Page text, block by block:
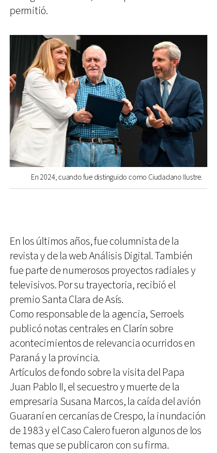
permitió.
En 2024, cuando fue distinguido como Ciudadano Ilustre.
En los últimos años, fue columnista de la
revista y de la web Análisis Digital. También
fue parte de numerosos proyectos radiales y
televisivos. Por su trayectoria, recibió el
premio Santa Clara de Asís.
Como responsable de la agencia, Serroels
publicó notas centrales en Clarín sobre
acontecimientos de relevancia ocurridos en
Paraná y la provincia.
Artículos de fondo sobre la visita del Papa
Juan Pablo II, el secuestro y muerte de la
empresaria Susana Marcos, la caída del avión
Guaraní en cercanías de Crespo, la inundación
de 1983 y el Caso Calero fueron algunos de los
temas que se publicaron con su firma.